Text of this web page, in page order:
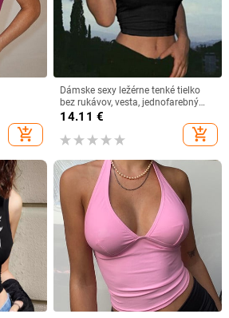
add_shopping_cart
Dámske sexy ležérne tenké tielko
bez rukávov, vesta, jednofarebný
crop top pre dámy, fitness vesta,
14.11 €
add_shopping_cart